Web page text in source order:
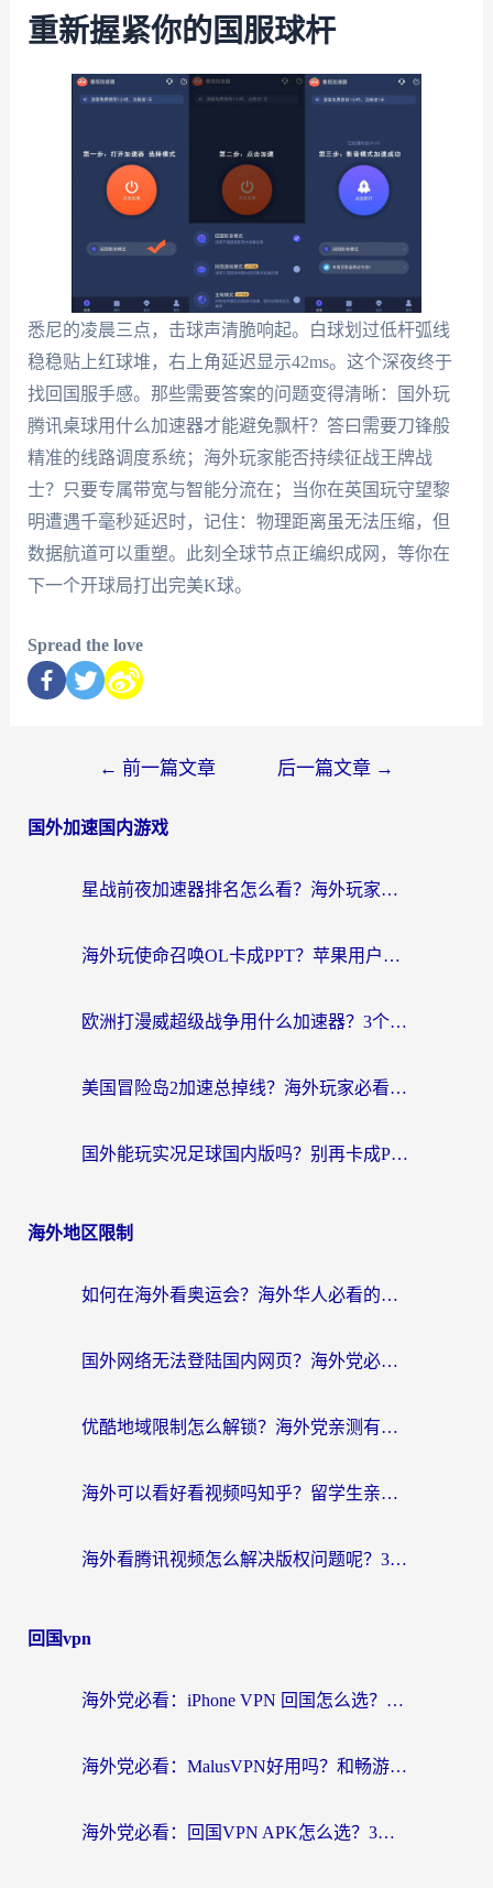
重新握紧你的国服球杆
悉尼的凌晨三点，击球声清脆响起。白球划过低杆弧线
稳稳贴上红球堆，右上角延迟显示42ms。这个深夜终于
找回国服手感。那些需要答案的问题变得清晰：国外玩
腾讯桌球用什么加速器才能避免飘杆？答曰需要刀锋般
精准的线路调度系统；海外玩家能否持续征战王牌战
士？只要专属带宽与智能分流在；当你在英国玩守望黎
明遭遇千毫秒延迟时，记住：物理距离虽无法压缩，但
数据航道可以重塑。此刻全球节点正编织成网，等你在
下一个开球局打出完美K球。
Spread the love
← 前一篇文章 后一篇文章 →
国外加速国内游戏
星战前夜加速器排名怎么看？海外玩家国服游戏畅玩终极指南（附欧洲玩跑跑我的起源解决方案）
海外玩使命召唤OL卡成PPT？苹果用户必看：使命召唤OL国外加速器下载苹果版指南
欧洲打漫威超级战争用什么加速器？3个海外游戏卡顿问题一次解决（附实测推荐）
美国冒险岛2加速总掉线？海外玩家必看的国服游戏加速器选择指南
国外能玩实况足球国内版吗？别再卡成PPT！海外党国服游戏加速全攻略
海外地区限制
如何在海外看奥运会？海外华人必看的体育赛事直播终极指南
国外网络无法登陆国内网页？海外党必看：选对回国加速器实现无缝访问
优酷地域限制怎么解锁？海外党亲测有效的追剧自由指南
海外可以看好看视频吗知乎？留学生亲测有效的回国追剧解决方案
海外看腾讯视频怎么解决版权问题呢？3步让你轻松解锁国内影视自由
回国vpn
海外党必看：iPhone VPN 回国怎么选？一篇搞定无缝访问国内资源
海外党必看：MalusVPN好用吗？和畅游VPN对比哪个回国效果更好？附穿梭飞鱼神龟真实体验
海外党必看：回国VPN APK怎么选？3步教你无缝刷国内剧玩国服